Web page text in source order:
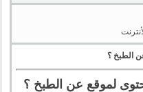
الطبخ ؟
لموقع عن الطبخ ؟